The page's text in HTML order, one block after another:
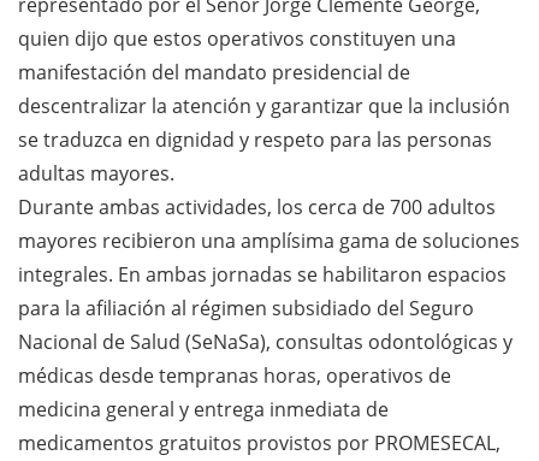
quien dijo que estos operativos constituyen una
manifestación del mandato presidencial de
descentralizar la atención y garantizar que la inclusión
se traduzca en dignidad y respeto para las personas
adultas mayores.
Durante ambas actividades, los cerca de 700 adultos
mayores recibieron una amplísima gama de soluciones
integrales. En ambas jornadas se habilitaron espacios
para la afiliación al régimen subsidiado del Seguro
Nacional de Salud (SeNaSa), consultas odontológicas y
médicas desde tempranas horas, operativos de
medicina general y entrega inmediata de
medicamentos gratuitos provistos por PROMESECAL,